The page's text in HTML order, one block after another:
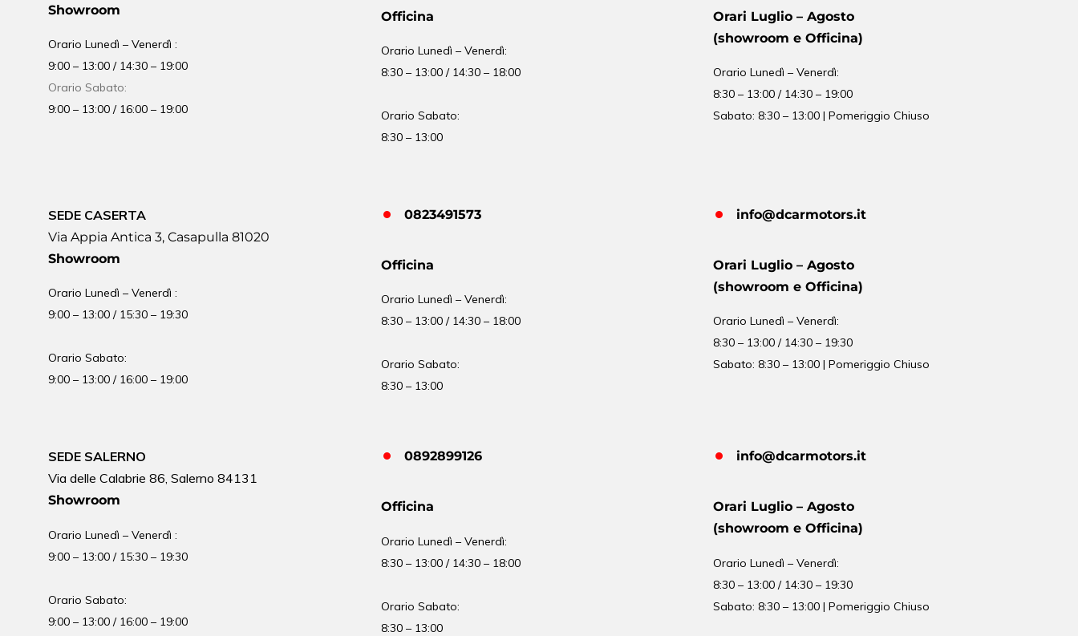
Showroom
Orario Lunedì – Venerdì :
9:00 – 13:00 / 14:30 – 19:00
Orario Sabato:
9:00 – 13:00 / 16:00 – 19:00
Officina
Orario Lunedì – Venerdì:
8:30 – 13:00 / 14:30 – 18:00
Orario Sabato:
8:30 – 13:00
Orari Luglio – Agosto
(showroom e Officina)
OrarioLunedì – Venerdì:
8:30 – 13:00 / 14:30 – 19:00
Sabato: 8:30 – 13:00 | Pomeriggio Chiuso
SEDE CASERTA
Via Appia Antica 3, Casapulla 81020
Showroom
Orario Lunedì – Venerdì :
9:00 – 13:00 / 15:30 – 19:30
Orario Sabato:
9:00 – 13:00 / 16:00 – 19:00
0823491573
Officina
Orario Lunedì – Venerdì:
8:30 – 13:00 / 14:30 – 18:00
Orario Sabato:
8:30 – 13:00
info@dcarmotors.it
Orari Luglio – Agosto
(showroom e Officina)
OrarioLunedì – Venerdì:
8:30 – 13:00 / 14:30 – 19:30
Sabato: 8:30 – 13:00 | Pomeriggio Chiuso
SEDE SALERNO
Via delle Calabrie 86, Salerno 84131
Showroom
Orario Lunedì – Venerdì :
9:00 – 13:00 / 15:30 – 19:30
Orario Sabato:
9:00 – 13:00 / 16:00 – 19:00
0892899126
Officina
Orario Lunedì – Venerdì:
8:30 – 13:00 / 14:30 – 18:00
Orario Sabato:
8:30 – 13:00
info@dcarmotors.it
Orari Luglio – Agosto
(showroom e Officina)
OrarioLunedì – Venerdì:
8:30 – 13:00 / 14:30 – 19:30
Sabato: 8:30 – 13:00 | Pomeriggio Chiuso